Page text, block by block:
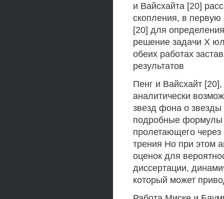
и Вайсхайта [20]
скопления, в
[20] для
решение задачи X
обеих работах
результатов
Пенг и Вайсхайт
аналитически
звезд фона о
подробные формулы
пролетающего
трения Но при этом
оценок для
диссертации,
который может